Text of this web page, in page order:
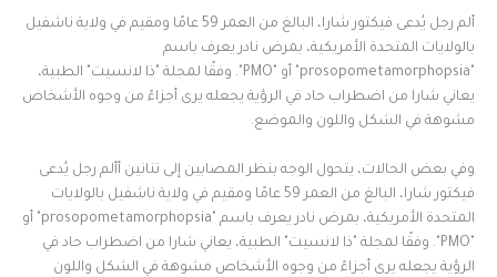
ألم رجل يُدعى فيكتور شارا، البالغ من العمر 59 عامًا ومقيم في ولاية ناشفيل
بالولايات المتحدة الأمريكية، بمرض نادر يعرف باسم
"prosopometamorphopsia" أو "PMO". وفقًا لمجلة "ذا لانسيت" الطبية،
يعاني شارا من اضطراب حاد في الرؤية يجعله يرى أجزاءً من وجوه الأشخاص
مشوهة في الشكل واللون والموضع.
وفي بعض الحالات، يتحول الوجه بنظر المصابين إلى تنانين أألم رجل يُدعى
فيكتور شارا، البالغ من العمر 59 عامًا ومقيم في ولاية ناشفيل بالولايات
المتحدة الأمريكية، بمرض نادر يعرف باسم "prosopometamorphopsia" أو
"PMO". وفقًا لمجلة "ذا لانسيت" الطبية، يعاني شارا من اضطراب حاد في
الرؤية يجعله يرى أجزاءً من وجوه الأشخاص مشوهة في الشكل واللون